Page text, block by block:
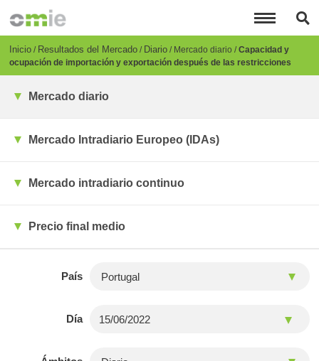
principal
Breadcrumb
Inicio Resultados del Mercado Diario Mercado diario Capacidad y
ocupación de importación y exportación después de las restricciones
Mercado diario
Mercado Intradiario Europeo (IDAs)
Mercado intradiario continuo
Precio final medio
País
Día